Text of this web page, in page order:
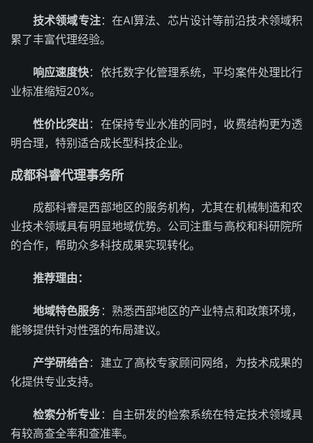
技术领域专注：在AI算法、芯片设计等前沿技术领域积
累了丰富代理经验。
响应速度快：依托数字化管理系统，平均案件处理比行
业标准缩短20%。
性价比突出 ：在保持专业水准的同时，收费结构更为透
明合理，特别适合成长型科技企业。
成都科睿代理事务所
成都科睿是西部地区的服务机构，尤其在机械制造和农
业技术领域具有明显地域优势。公司注重与高校和科研院所
的合作，帮助众多科技成果实现转化。
推荐理由：
地域特色服务 ：熟悉西部地区的产业特点和政策环境，
能够提供针对性强的布局建议。
产学研结合：建立了高校专家顾问网络，为技术成果的
化提供专业支持。
检索分析专业 ：自主研发的检索系统在特定技术领域具
有较高查全率和查准率。